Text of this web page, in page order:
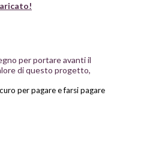
per portare avanti il
di questo progetto,